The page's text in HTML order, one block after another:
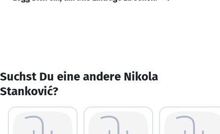
Suchst Du eine andere Nikola
Stanković?